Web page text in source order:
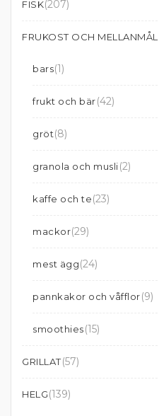
FISK(207)
FRUKOST OCH MELLANMÅL
bars(1)
frukt och bär(42)
gröt(8)
granola och musli(2)
kaffe och te(23)
mackor(29)
mest ägg(24)
pannkakor och våfflor(9)
smoothies(15)
GRILLAT(57)
HELG(139)